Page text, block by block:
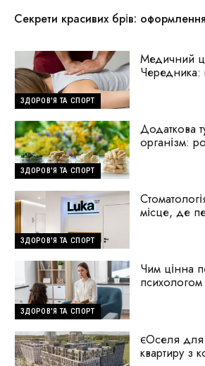
Секрети красивих брів:
ЗДОРОВ'Я ТА СПОРТ
Медичний
Чередника:
ЗДОРОВ'Я ТА СПОРТ
Додаткова
організм:
ЗДОРОВ'Я ТА СПОРТ
місце, де
ЗДОРОВ'Я ТА СПОРТ
Чим цінна
психологом
єОселя
квартиру з